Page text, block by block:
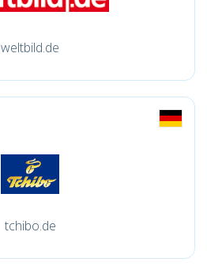
weltbild.de
tchibo.de